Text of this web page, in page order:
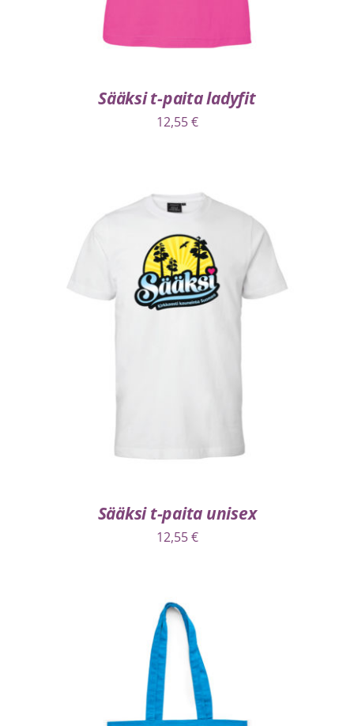
Sääksi t-paita ladyfit
12,55€
Sääksi t-paita unisex
12,55€